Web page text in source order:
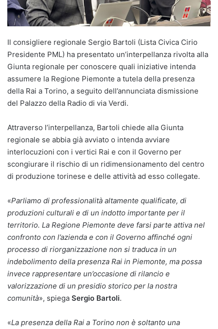
Il consigliere regionale Sergio Bartoli (Lista Civica Cirio
Presidente PML) ha presentato un’interpellanza rivolta alla
Giunta regionale per conoscere quali iniziative intenda
assumere la Regione Piemonte a tutela della presenza
della Rai a Torino, a seguito dell’annunciata dismissione
del Palazzo della Radio di via Verdi.
Attraverso l’interpellanza, Bartoli chiede alla Giunta
regionale se abbia già avviato o intenda avviare
interlocuzioni con i vertici Rai e con il Governo per
scongiurare il rischio di un ridimensionamento del centro
di produzione torinese e delle attività ad esso collegate.
«Parliamo di professionalità altamente qualificate, di
produzioni culturali e di un indotto importante per il
territorio. La Regione Piemonte deve farsi parte attiva nel
confronto con l’azienda e con il Governo affinché ogni
processo di riorganizzazione non si traduca in un
indebolimento della presenza Rai in Piemonte, ma possa
invece rappresentare un’occasione di rilancio e
valorizzazione di un presidio storico per la nostra
comunità», spiega Sergio Bartoli.
«La presenza della Rai a Torino non è soltanto una